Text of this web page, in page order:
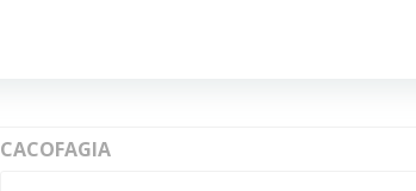
CACOFAGIA